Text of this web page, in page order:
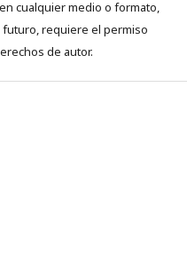
cualquier medio o formato,
requiere el permiso
de autor.